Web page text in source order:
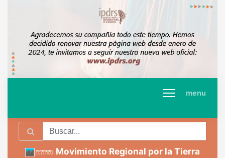
menu
Movimiento Regional por la Tierra